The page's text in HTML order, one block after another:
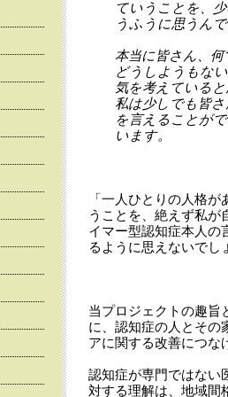
ていうことを、
うふうに思うん
本当に皆さん、
どうしようもな
気を考えている
私は少しでも皆
を言えることが
います。
「一人ひとりの人格
うことを、絶えず私が
イマー型認知症本人の
るように思えないでし
当プロジェクトの趣旨
に、認知症の人とその
アに関する改善につな
認知症が専門ではない
対する理解は、地域間